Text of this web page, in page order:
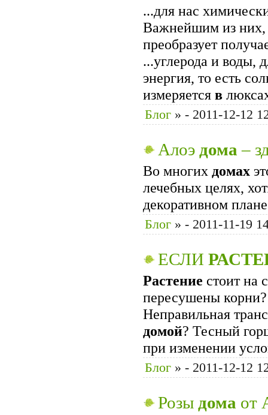
...для нас
Важнейшим из них,
преобразует
...углерода и воды,
энергия, то есть
измеряется в
Блог » - 2011-12-12
Алоэ дома –
Во многих домах
лечебных целях,
декоративном
Блог » - 2011-11-19
ЕСЛИ
Растение стоит на
пересушены
Неправильная
домой? Тесный
при изменении
Блог » - 2011-12-12
Розы дома от